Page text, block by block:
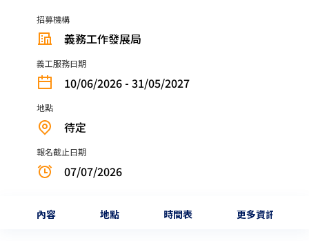
招募機構
義務工作發展局
義工服務日期
10/06/2026 - 31/05/2027
地點
待定
報名截止日期
07/07/2026
內容 地點 時間表 更多資訊